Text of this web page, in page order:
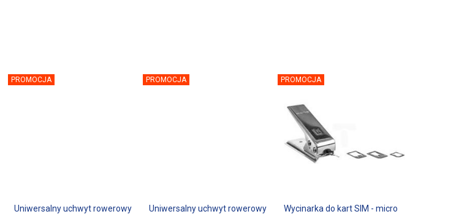
PROMOCJA
Uniwersalny uchwyt rowerowy
PROMOCJA
Uniwersalny uchwyt rowerowy
PROMOCJA
Wycinarka do kart SIM - micro